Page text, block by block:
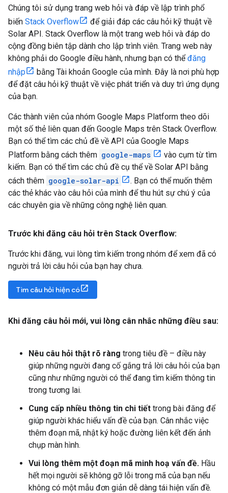
Chúng tôi sử dụng trang web hỏi và đáp về lập trình phổ
biến Stack Overflow
để giải đáp các câu hỏi kỹ thuật về
Solar API. Stack Overflow là một trang web hỏi và đáp do
cộng đồng biên tập dành cho lập trình viên. Trang web này
không phải do Google điều hành, nhưng bạn có thểđăng
nhập
bằng Tài khoản Google của mình. Đây là nơi phù hợp
để đặt câu hỏi kỹ thuật về việc phát triển và duy trì ứng dụng
của bạn.
Các thành viên của nhóm Google Maps Platform theo dõi
một số thẻ liên quan đến Google Maps trên Stack Overflow.
Bạn có thể tìm các chủ đề về API của Google Maps
Platform bằng cách thêm google-maps
vào cụm từ tìm
kiếm. Bạn có thể tìm các chủ đề cụ thể về Solar API bằng
cách thêm google-solar-api
. Bạn có thể muốn thêm
các thẻ khác vào câu hỏi của mình để thu hút sự chú ý của
các chuyên gia về những công nghệ liên quan.
Trước khi đăng câu hỏi trên Stack Overflow:
Trước khi đăng, vui lòng tìm kiếm trong nhóm để xem đã có
người trả lời câu hỏi của bạn hay chưa.
Tìm câu hỏi hiện có
Khi đăng câu hỏi mới, vui lòng cân nhắc những điều sau:
Nêu câu hỏi thật rõ ràng trong tiêu đề – điều này
giúp những người đang cố gắng trả lời câu hỏi của bạn
cũng như những người có thể đang tìm kiếm thông tin
trong tương lai.
Cung cấp nhiều thông tin chi tiết trong bài đăng để
giúp người khác hiểu vấn đề của bạn. Cân nhắc việc
thêm đoạn mã, nhật ký hoặc đường liên kết đến ảnh
chụp màn hình.
Vui lòng thêm một đoạn mã minh hoạ vấn đề. Hầu
hết mọi người sẽ không gỡ lỗi trong mã của bạn nếu
không có một mẫu đơn giản dễ dàng tái hiện vấn đề.